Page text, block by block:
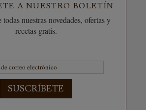
A NUESTRO BOLETÍN
nuestras novedades, ofertas y
recetas gratis.
SUSCRÍBETE